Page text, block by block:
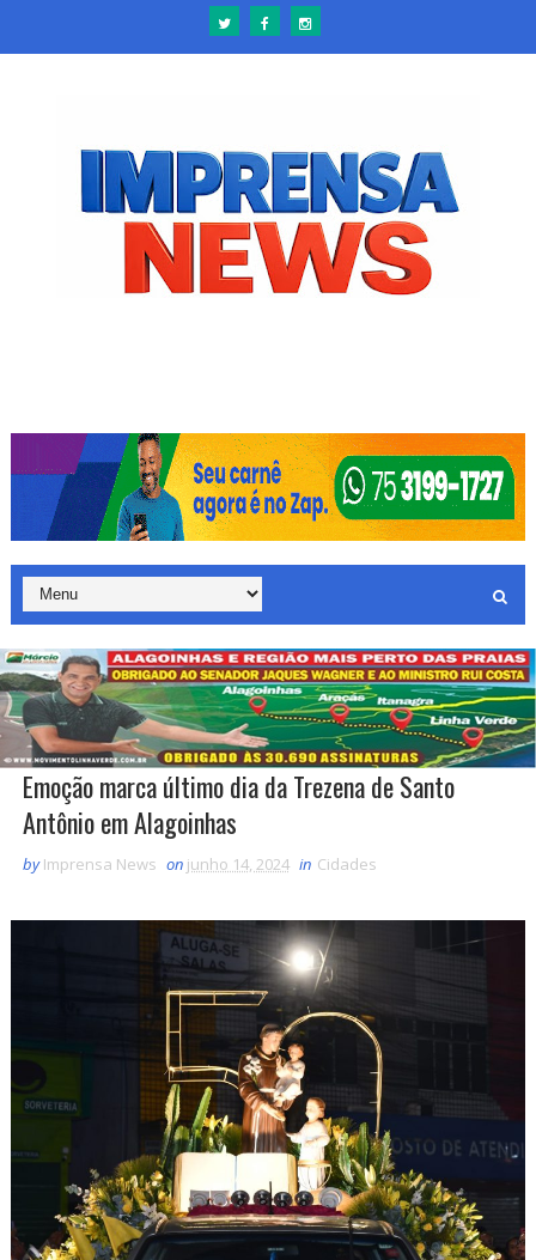
Emoção marca último dia da Trezena de Santo
Antônio em Alagoinhas
by Imprensa News on junho 14, 2024 in Cidades